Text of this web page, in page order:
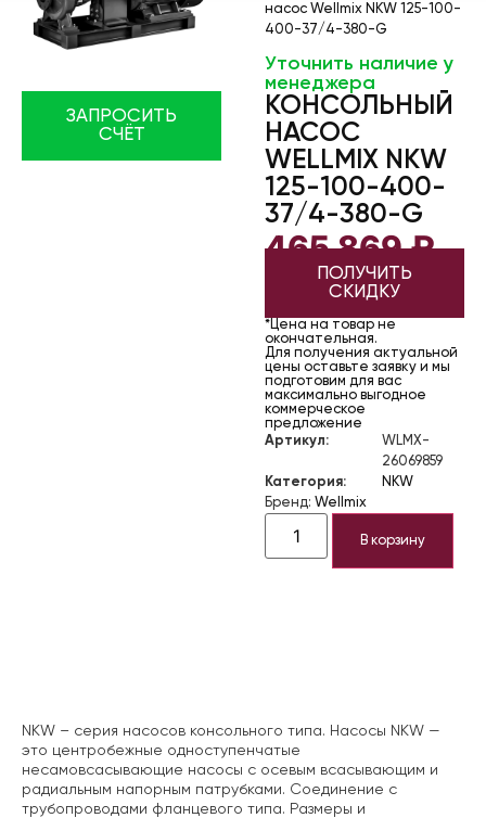
ЗАПРОСИТЬ
СЧЁТ
насос Wellmix NKW 125-100-
400-37/4-380-G
Уточнить наличие у
менеджера
КОНСОЛЬНЫЙ
НАСОС
WELLMIX NKW
125-100-400-
37/4-380-G
465 869₽
ПОЛУЧИТЬ
СКИДКУ
*Цена на товар не
окончательная.
Для получения актуальной
цены оставьте заявку и мы
подготовим для вас
максимально выгодное
коммерческое
предложение
Артикул:
WLMX-
26069859
Категория:
NKW
Бренд: Wellmix
В корзину
NKW – серия насосов консольного типа. Насосы NKW —
это центробежные одноступенчатые
несамовсасывающие насосы с осевым всасывающим и
радиальным напорным патрубками. Соединение с
трубопроводами фланцевого типа. Размеры и